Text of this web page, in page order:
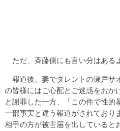
ただ、斉藤側にも言い分はある
報道後、妻でタレントの瀬戸サ
の皆様にはご心配とご迷惑をおか
と謝罪した一方、「この件で性的
一部事実と違う報道がされており
相手の方が被害届を出していると